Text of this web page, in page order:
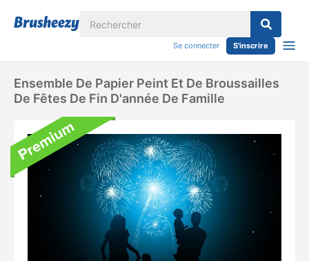
Se connecter S'inscrire
Ensemble De Papier Peint Et De Broussailles
De Fêtes De Fin D'année De Famille